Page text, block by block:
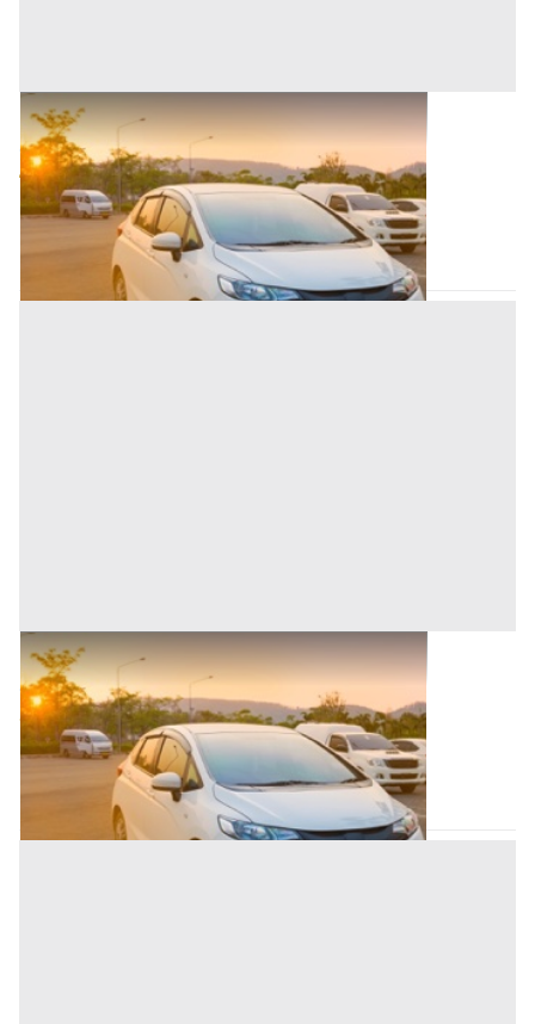
Autovetture all'asta a Nuoro
Nuoro (Nuoro)
Offerta minima
4.000 €
Codice asta:CK944655
Asta chiusa
Autovetture all'asta a Nuoro
Nuoro (Nuoro)
Offerta minima
2.500 €
Codice asta:CK977988
Asta chiusa